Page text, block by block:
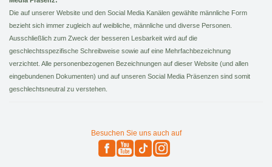
Die auf unserer Website und den Social Media Kanälen gewählte männliche Form
bezieht sich immer zugleich auf weibliche, männliche und diverse Personen.
Ausschließlich zum Zweck der besseren Lesbarkeit wird auf die
geschlechtsspezifische Schreibweise sowie auf eine Mehrfachbezeichnung
verzichtet. Alle personenbezogenen Bezeichnungen auf dieser Website (und allen
eingebundenen Dokumenten) und auf unseren Social Media Präsenzen sind somit
geschlechtsneutral zu verstehen.
Besuchen Sie uns auch auf